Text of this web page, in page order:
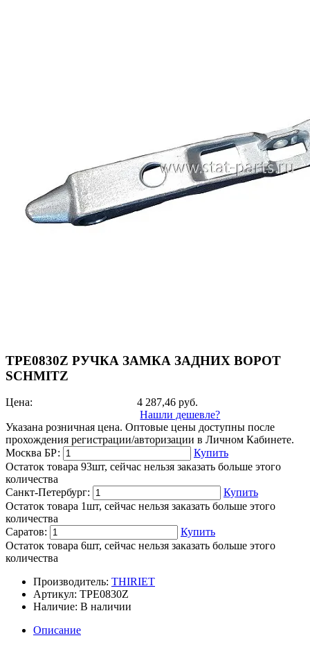
TPE0830Z РУЧКА ЗАМКА ЗАДНИХ ВОРОТ
SCHMITZ
Цена: 4 287,46руб.
Нашли дешевле?
Указана розничная цена. Оптовые цены доступны после
прохождения регистрации/авторизации в Личном Кабинете.
Москва БР:
Купить
Остаток товара 93шт, сейчас нельзя заказать больше этого
количества
Санкт-Петербург:
Купить
Остаток товара 1шт, сейчас нельзя заказать больше этого
количества
Саратов:
Купить
Остаток товара 6шт, сейчас нельзя заказать больше этого
количества
Производитель: THIRIET
Артикул: TPE0830Z
Наличие: В наличии
Описание